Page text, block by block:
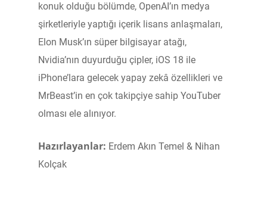
konuk olduğu bölümde, OpenAI’ın medya
şirketleriyle yaptığı içerik lisans anlaşmaları,
Elon Musk’ın süper bilgisayar atağı,
Nvidia’nın duyurduğu çipler, iOS 18 ile
iPhone’lara gelecek yapay zekâ özellikleri ve
MrBeast’in en çok takipçiye sahip YouTuber
olması ele alınıyor.
Hazırlayanlar: Erdem Akın Temel & Nihan
Kolçak